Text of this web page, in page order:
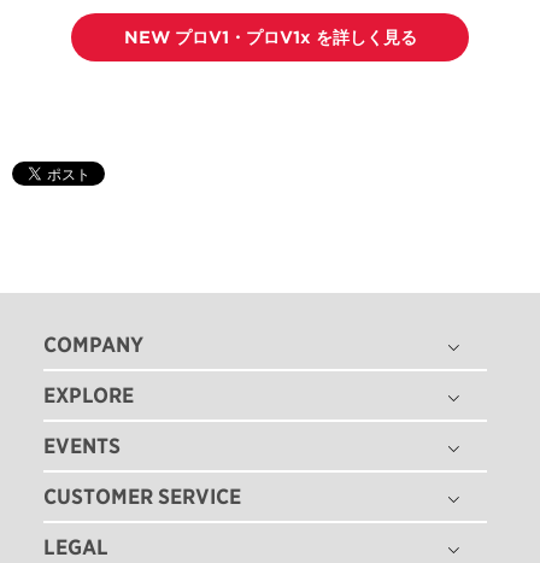
NEW プロV1・プロV1x を詳しく見る
COMPANY
THE TITLEIST STORY
タイトリスト グローバル
採用情報
EXPLORE
ゴルフボール
ゴルフクラブ
ゴルフギア
EVENTS
ゴルフボールフィッティング
ゴルフクラブフィッティング
CUSTOMER SERVICE
注文状況の確認
LEGAL